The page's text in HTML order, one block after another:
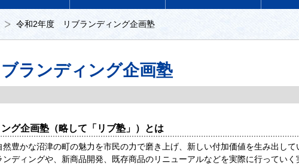
令和2年度 リブランディング企画塾
ランディング企画塾
グ企画塾（略して「リブ塾」）とは
豊かな沼津の町の魅力を市民の力で磨き上げ、新しい付加価値を生み出し
ディングや、新商品開発、既存商品のリニューアルなどを実際に行ってい